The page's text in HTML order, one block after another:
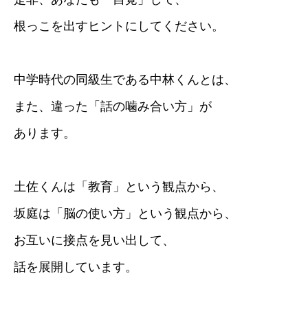
根っこを出すヒントにしてください。
中学時代の同級生である中林くんとは、
また、違った「話の噛み合い方」が
あります。
土佐くんは「教育」という観点から、
坂庭は「脳の使い方」という観点から、
お互いに接点を見い出して、
話を展開しています。